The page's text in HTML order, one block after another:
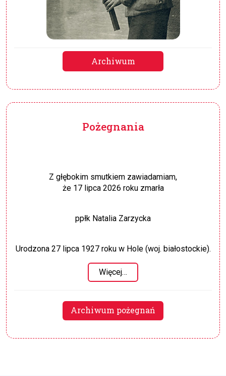
Archiwum
Pożegnania
Z głębokim smutkiem zawiadamiam,
że 17 lipca 2026 roku zmarła
ppłk Natalia Zarzycka
Urodzona 27 lipca 1927 roku w Hole (woj. białostockie).
Więcej…
Archiwum pożegnań